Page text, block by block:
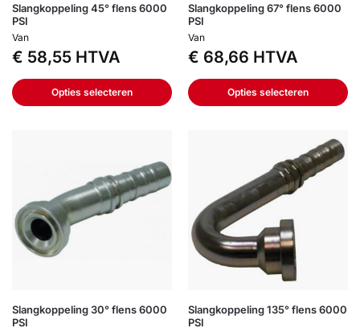
Slangkoppeling 45° flens 6000
PSI
Van
€ 58,55 HTVA
Opties selecteren
Slangkoppeling 67° flens 6000
PSI
Van
€ 68,66 HTVA
Opties selecteren
Slangkoppeling 30° flens 6000
PSI
Slangkoppeling 135° flens 6000
PSI